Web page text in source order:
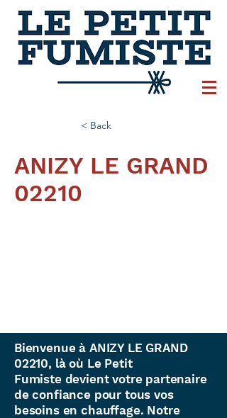
< Back
ANIZY LE GRAND
02210
Bienvenue à ANIZY LE GRAND
02210, là où Le Petit
Fumiste devient votre partenaire
de confiance pour tous vos
besoins en chauffage. Notre